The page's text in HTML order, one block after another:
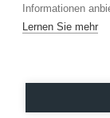
Informationen
Lernen Sie mehr